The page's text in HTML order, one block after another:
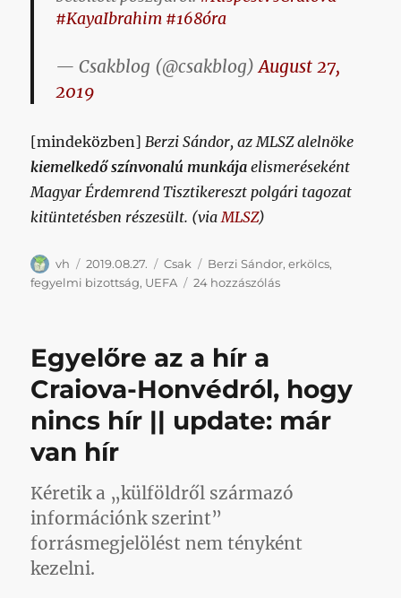
#KayaIbrahim #168óra
— Csakblog (@csakblog)August 27,
2019
[mindeközben]Berzi Sándor, az MLSZ alelnöke
kiemelkedő színvonalú munkája elismeréseként
Magyar Érdemrend Tisztikereszt polgári tagozat
kitüntetésben részesült. (viaMLSZ)
Szerző
vh Közzétéve
2019.08.27. Kategória
Csak Címke
Berzi Sándor,erkölcs,
fegyelmi bizottság, UEFA 24 hozzászólásJelentések
bejegyzéshez
Egyelőre az a hír a
Craiova-Honvédról, hogy
nincs hír || update: már
van hír
Kéretik a „külföldről származó
információnk szerint”
forrásmegjelölést nem tényként
kezelni.